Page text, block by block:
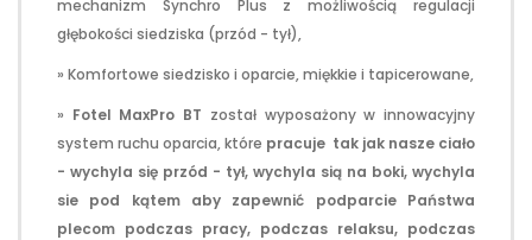
mechanizm Synchro Plus z możliwością regulacji
głębokości siedziska (przód - tył),
» Komfortowe siedzisko i oparcie, miękkie i tapicerowane,
» Fotel MaxPro BT został wyposażony w innowacyjny
system ruchu oparcia, które pracuje tak jak nasze ciało
- wychyla się przód - tył, wychyla sią na boki, wychyla
sie pod kątem aby zapewnić podparcie Państwa
plecom podczas pracy, podczas relaksu, podczas